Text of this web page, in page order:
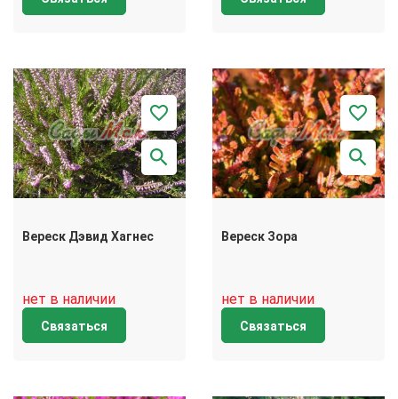
Вереск Дэвид Хагнес
нет в наличии
Связаться
Вереск Зора
нет в наличии
Связаться